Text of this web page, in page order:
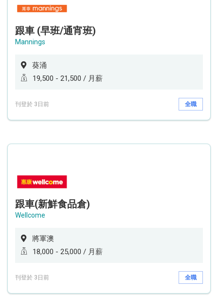
跟車 (早班/通宵班)
Mannings
葵涌
19,500 - 21,500 / 月薪
刊登於 3日前 全職
跟車(新鮮食品倉)
Wellcome
將軍澳
18,000 - 25,000 / 月薪
刊登於 3日前 全職